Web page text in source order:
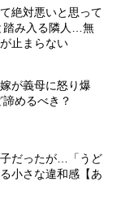
絶対悪いと思って
踏み入る隣人…無
止まらない
が義母に怒り爆
めるべき？
だったが…「うど
小さな違和感【あ